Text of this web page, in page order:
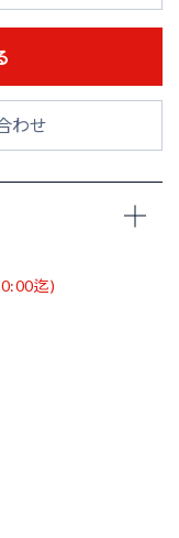
わせ
迄)